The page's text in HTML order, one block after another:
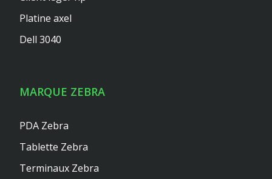
Platine axel
Dell 3040
MARQUE ZEBRA
PDA Zebra
Tablette Zebra
Terminaux Zebra